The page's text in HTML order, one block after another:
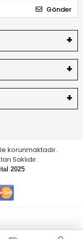
Gönder
korunmaktadır.
Saklıdır.
2025